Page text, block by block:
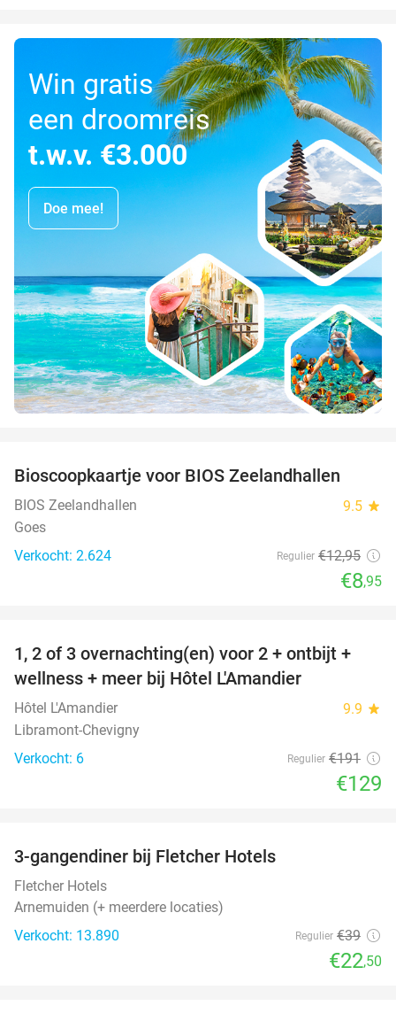
Win gratis
een droomreis
t.w.v. €3.000
Doe mee!
Bioscoopkaartje voor BIOS Zeelandhallen
BIOS Zeelandhallen 9.5 star
Goes
Verkocht: 2.624
Regulier €12,95
€8,95
32%
TODAY
1, 2 of 3 overnachting(en) voor 2 + ontbijt +
wellness + meer bij Hôtel L'Amandier
Hôtel L'Amandier 9.9 star
Libramont-Chevigny
Verkocht: 6
Regulier €191
€129
3-gangendiner bij Fletcher Hotels
Fletcher Hotels
Arnemuiden (+ meerdere locaties)
Verkocht: 13.890
Regulier €39
€22,50